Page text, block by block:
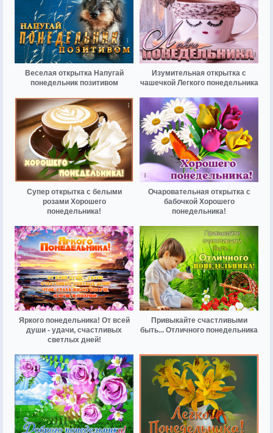
Веселая открытка Напугай
понедельник позитивом
Изумительная открытка с
чашечкой Легкого понедельника
Супер открытка с белыми
розами Хорошего
понедельника!
Очаровательная открытка с
бабочкой Хорошего
понедельника!
Яркого понедельника! От всей
души - удачи, счастливых
светлых дней!
Привыкайте счастливыми
быть... Отличного понедельника